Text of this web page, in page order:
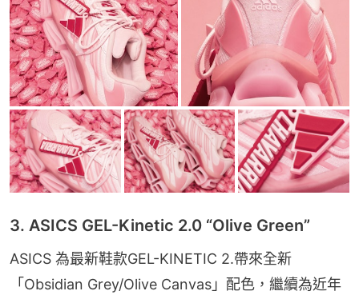
3. ASICS GEL-Kinetic 2.0 “Olive Green”
ASICS 為最新鞋款GEL-KINETIC 2.帶來全新
「Obsidian Grey/Olive Canvas」配色，繼續為近年